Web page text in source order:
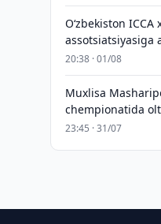
O‘zbekiston ICCA
assotsiatsiyasiga
20:38 · 01/08
Muxlisa
chempionatida
23:45 · 31/07